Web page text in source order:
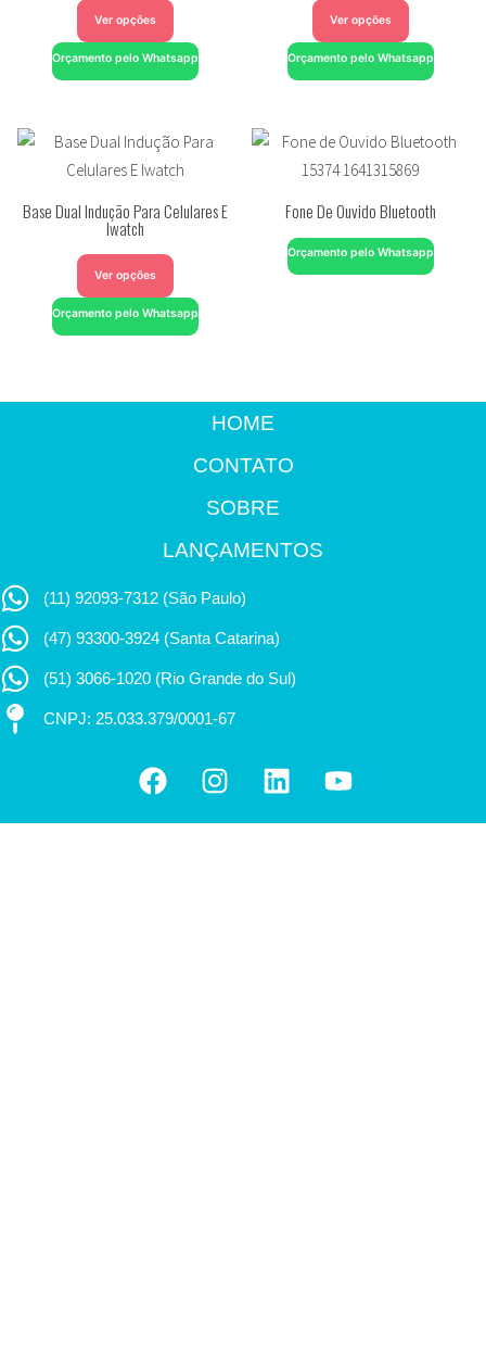
Ver opções
Orçamento pelo Whatsapp
Ver opções
Orçamento pelo Whatsapp
Base Dual Indução Para Celulares E
Iwatch
Ver opções
Orçamento pelo Whatsapp
Fone De Ouvido Bluetooth
Orçamento pelo Whatsapp
HOME
CONTATO
SOBRE
LANÇAMENTOS
(11) 92093-7312 (São Paulo)
(47) 93300-3924 (Santa Catarina)
(51) 3066-1020 (Rio Grande do Sul)
CNPJ: 25.033.379/0001-67